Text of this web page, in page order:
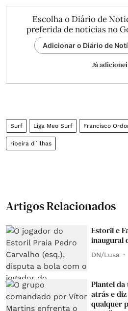
Escolha o Diário de
preferida de notícias no
Adicionar o Diário de
Já adicionei
Surf Liga Meo Surf Francisco
ribeira d´ilhas
Artigos Relacionados
Estoril e
inaugural
DN/Lusa
Plantel
atrás e
qualquer